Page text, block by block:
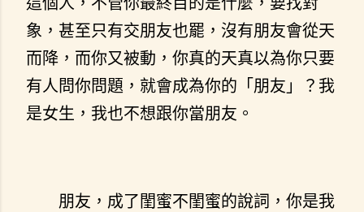
象，甚至只有交朋友也罷，沒有朋友會從天
而降，而你又被動，你真的天真以為你只要
有人問你問題，就會成為你的「朋友」？我
是女生，我也不想跟你當朋友。
朋友，成了閨蜜不閨蜜的說詞，你是我